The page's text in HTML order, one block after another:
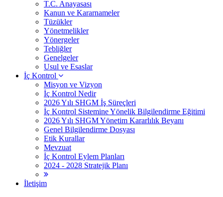
T.C. Anayasası
Kanun ve Kararnameler
Tüzükler
Yönetmelikler
Yönergeler
Tebliğler
Genelgeler
Usul ve Esaslar
İç Kontrol
Misyon ve Vizyon
İç Kontrol Nedir
2026 Yılı SHGM İş Süreçleri
İç Kontrol Sistemine Yönelik Bilgilendirme Eğitimi
2026 Yılı SHGM Yönetim Kararlılık Beyanı
Genel Bilgilendirme Dosyası
Etik Kurallar
Mevzuat
İç Kontrol Eylem Planları
2024 - 2028 Stratejik Planı
İletişim